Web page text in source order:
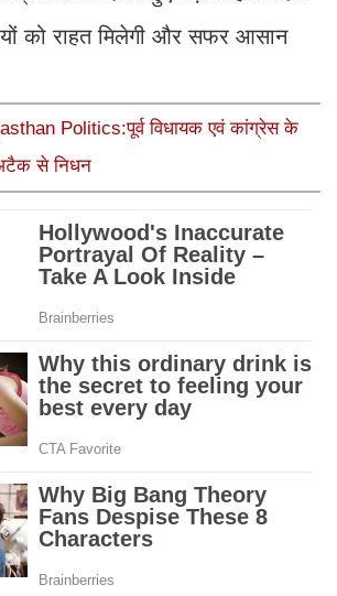
को राहत मिलेगी और सफर आसान
Politics:पूर्व विधायक एवं कांग्रेस के
अटैक से निधन